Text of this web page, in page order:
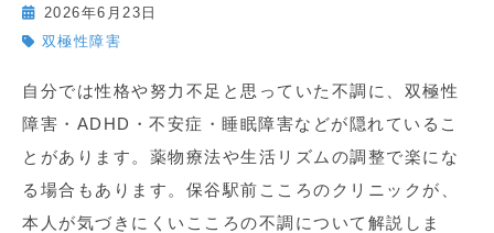
2026年6月23日
双極性障害
自分では性格や努力不足と思っていた不調に、双極性
障害・ADHD・不安症・睡眠障害などが隠れているこ
とがあります。薬物療法や生活リズムの調整で楽にな
る場合もあります。保谷駅前こころのクリニックが、
本人が気づきにくいこころの不調について解説しま